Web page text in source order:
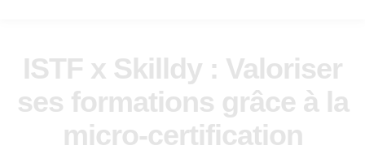
ISTF x Skilldy : Valoriser
ses formations grâce à la
micro-certification